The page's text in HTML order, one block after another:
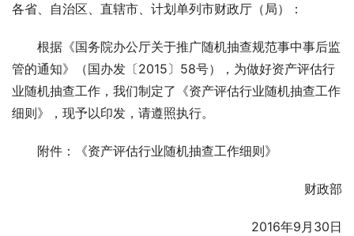
各省、自治区、直辖市、计划单列市财政厅（局）：
根据《国务院办公厅关于推广随机抽查规范事中事后监
管的通知》（国办发〔2015〕58号），为做好资产评估行
业随机抽查工作，我们制定了《资产评估行业随机抽查工作
细则》，现予以印发，请遵照执行。
附件：《资产评估行业随机抽查工作细则》
财政部
2016年9月30日